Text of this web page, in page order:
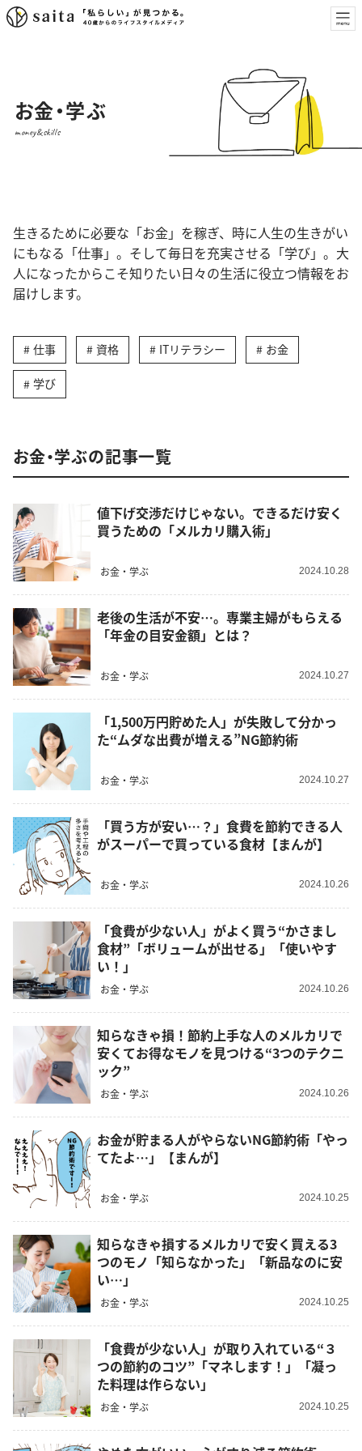
お金・学ぶ
money&skills
生きるために必要な「お金」を稼ぎ、時に人生の生きがい
にもなる「仕事」。そして毎日を充実させる「学び」。大
人になったからこそ知りたい日々の生活に役立つ情報をお
届けします。
仕事 資格 ITリテラシー お金
学び
お金・学ぶの記事一覧
値下げ交渉だけじゃない。できるだけ安く
買うための「メルカリ購入術」
お金・学ぶ 2024.10.28
老後の生活が不安…。専業主婦がもらえる
「年金の目安金額」とは？
お金・学ぶ 2024.10.27
「1,500万円貯めた人」が失敗して分かっ
た“ムダな出費が増える”NG節約術
お金・学ぶ 2024.10.27
「買う方が安い…？」食費を節約できる人
がスーパーで買っている食材【まんが】
お金・学ぶ 2024.10.26
「食費が少ない人」がよく買う“かさまし
食材”「ボリュームが出せる」「使いやす
い！」
お金・学ぶ 2024.10.26
知らなきゃ損！節約上手な人のメルカリで
安くてお得なモノを見つける“3つのテクニ
ック”
お金・学ぶ 2024.10.26
お金が貯まる人がやらないNG節約術「やっ
てたよ…」【まんが】
お金・学ぶ 2024.10.25
知らなきゃ損するメルカリで安く買える3
つのモノ「知らなかった」「新品なのに安
い…」
お金・学ぶ 2024.10.25
「食費が少ない人」が取り入れている“３
つの節約のコツ”「マネします！」「凝っ
た料理は作らない」
お金・学ぶ 2024.10.25